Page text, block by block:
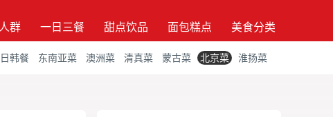
群 一日三餐 甜点饮品 面包糕点 美食分类
日韩餐 东南亚菜 澳洲菜 清真菜 蒙古菜 北京菜 淮扬菜